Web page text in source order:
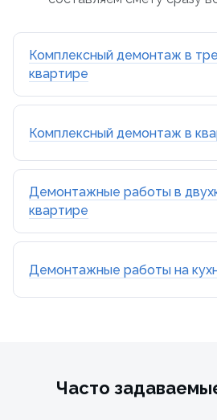
Комплексный демонтаж в
квартире
Комплексный демонтаж в
Демонтажные работы в
квартире
Демонтажные работы на
Часто